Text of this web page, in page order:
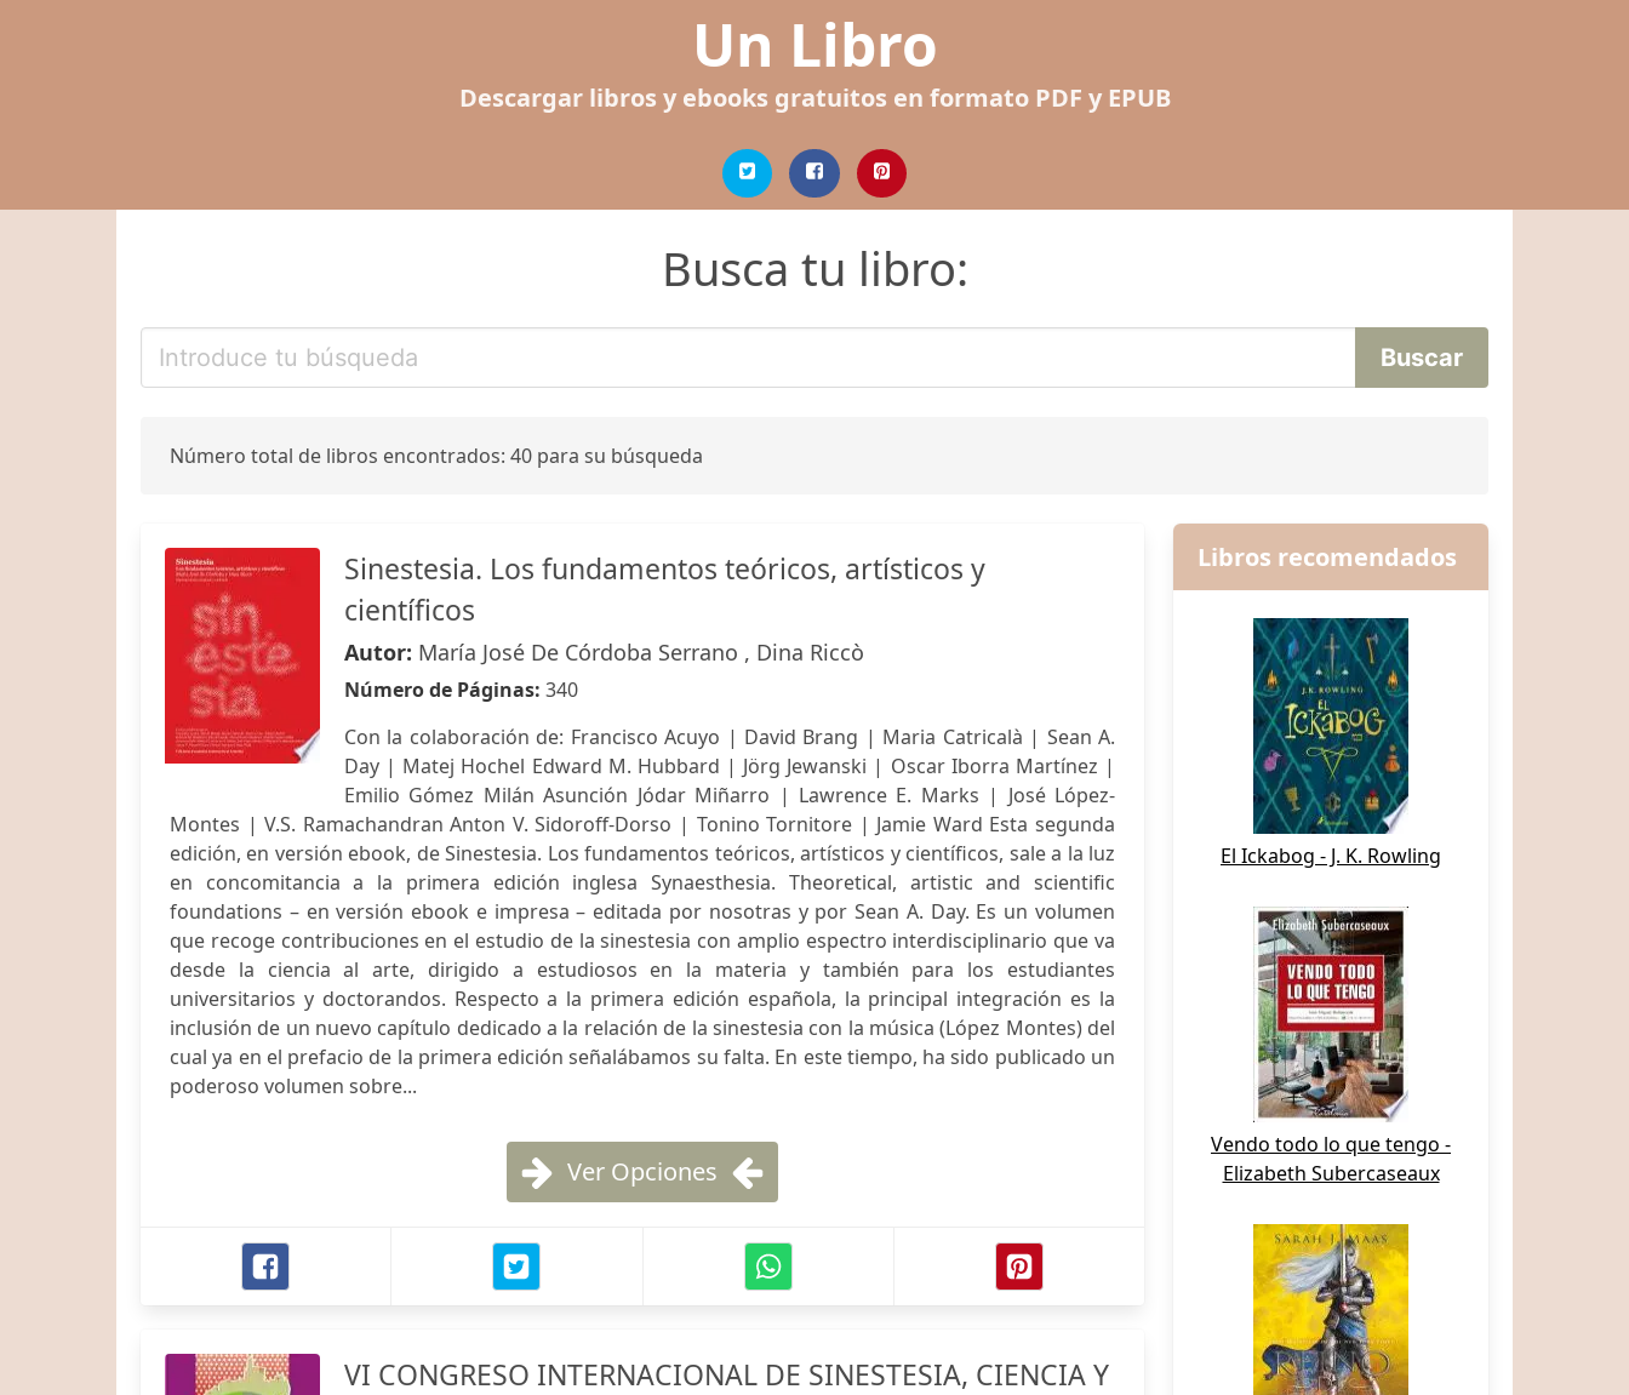
Un Libro
Descargar libros y ebooks gratuitos en formato PDF y EPUB
Busca tu libro:
Número total de libros encontrados: 40 para su búsqueda
Sinestesia. Los fundamentos teóricos, artísticos y
científicos
Autor: María José De Córdoba Serrano , Dina Riccò
Número de Páginas: 340
Con la colaboración de: Francisco Acuyo | David Brang | Maria Catricalà | Sean A.
Day | Matej Hochel Edward M. Hubbard | Jörg Jewanski | Oscar Iborra Martínez |
Emilio Gómez Milán Asunción Jódar Miñarro | Lawrence E. Marks | José López-
Montes | V.S. Ramachandran Anton V. Sidoroff-Dorso | Tonino Tornitore | Jamie Ward Esta segunda
edición, en versión ebook, de Sinestesia. Los fundamentos teóricos, artísticos y científicos, sale a la luz
en concomitancia a la primera edición inglesa Synaesthesia. Theoretical, artistic and scientific
foundations – en versión ebook e impresa – editada por nosotras y por Sean A. Day. Es un volumen
que recoge contribuciones en el estudio de la sinestesia con amplio espectro interdisciplinario que va
desde la ciencia al arte, dirigido a estudiosos en la materia y también para los estudiantes
universitarios y doctorandos. Respecto a la primera edición española, la principal integración es la
inclusión de un nuevo capítulo dedicado a la relación de la sinestesia con la música (López Montes) del
cual ya en el prefacio de la primera edición señalábamos su falta. En este tiempo, ha sido publicado un
poderoso volumen sobre...
Ver Opciones
VI CONGRESO INTERNACIONAL DE SINESTESIA, CIENCIA Y
Libros recomendados
El Ickabog - J. K. Rowling
Vendo todo lo que tengo -
Elizabeth Subercaseaux